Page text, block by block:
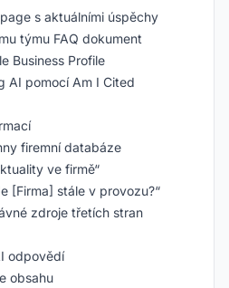
s aktuálními úspěchy
týmu FAQ dokument
Business Profile
AI pomocí Am I Cited
firemní databáze
ve firmě“
[Firma] stále v provozu?“
zdroje třetích stran
odpovědí
obsahu